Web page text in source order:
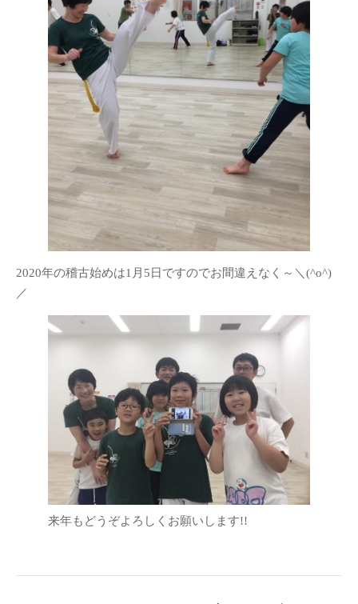
2020年の稽古始めは1月5日ですのでお間違えなく～＼(^o^)
／
来年もどうぞよろしくお願いします!!